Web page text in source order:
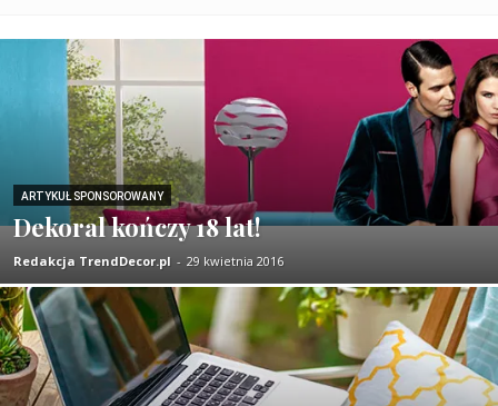
ARTYKUŁ SPONSOROWANY
Dekoral kończy 18 lat!
Redakcja TrendDecor.pl - 29 kwietnia 2016